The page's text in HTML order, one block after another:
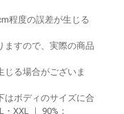
程度の誤差が生じる
すので、実際の商品
る場合がございま
ボディのサイズに合
XXL ｜ 90%：